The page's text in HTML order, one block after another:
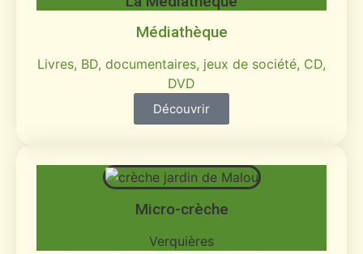
Médiathèque
Livres, BD, documentaires, jeux de société, CD,
DVD
Découvrir
Micro-crèche
Verquières